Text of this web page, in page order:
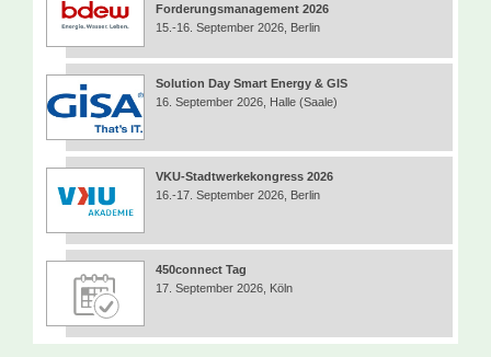
Forderungsmanagement 2026
15.-16. September 2026, Berlin
Solution Day Smart Energy & GIS
16. September 2026, Halle (Saale)
VKU-Stadtwerkekongress 2026
16.-17. September 2026, Berlin
450connect Tag
17. September 2026, Köln